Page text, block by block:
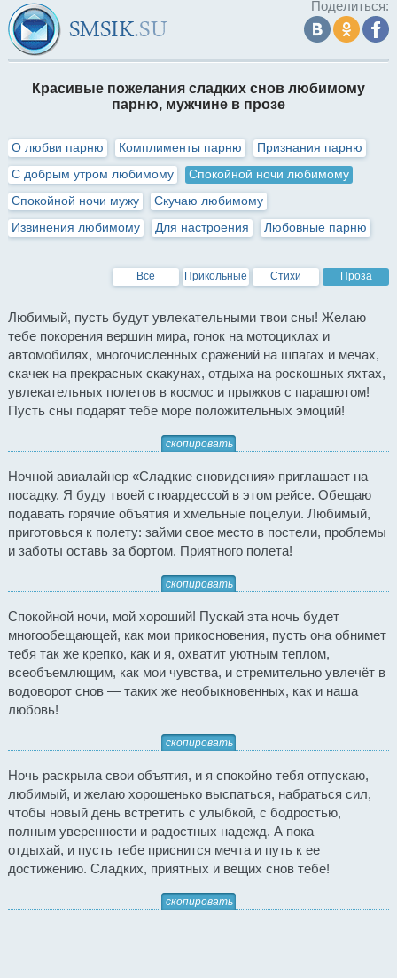
Поделиться:
Красивые пожелания сладких снов любимому
парню, мужчине в прозе
О любви парню Комплименты парню
Признания парню
С добрым утром любимому
Спокойной ночи любимому
Спокойной ночи мужу
Скучаю любимому
Извинения любимому
Для настроения Любовные парню
Все Прикольные Стихи Проза
Любимый, пусть будут увлекательными твои сны! Желаю
тебе покорения вершин мира, гонок на мотоциклах и
автомобилях, многочисленных сражений на шпагах и мечах,
скачек на прекрасных скакунах, отдыха на роскошных яхтах,
увлекательных полетов в космос и прыжков с парашютом!
Пусть сны подарят тебе море положительных эмоций!
скопировать
Ночной авиалайнер «Сладкие сновидения» приглашает на
посадку. Я буду твоей стюардессой в этом рейсе. Обещаю
подавать горячие объятия и хмельные поцелуи. Любимый,
приготовься к полету: займи свое место в постели, проблемы
и заботы оставь за бортом. Приятного полета!
скопировать
Спокойной ночи, мой хороший! Пускай эта ночь будет
многообещающей, как мои прикосновения, пусть она обнимет
тебя так же крепко, как и я, охватит уютным теплом,
всеобъемлющим, как мои чувства, и стремительно увлечёт в
водоворот снов — таких же необыкновенных, как и наша
любовь!
скопировать
Ночь раскрыла свои объятия, и я спокойно тебя отпускаю,
любимый, и желаю хорошенько выспаться, набраться сил,
чтобы новый день встретить с улыбкой, с бодростью,
полным уверенности и радостных надежд. А пока —
отдыхай, и пусть тебе приснится мечта и путь к ее
достижению. Сладких, приятных и вещих снов тебе!
скопировать